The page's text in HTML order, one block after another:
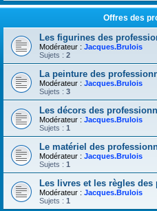
Offres des
Les figurines des
Modérateur : Jacques.Brulois
Sujets : 2
La peinture des
Modérateur : Jacques.Brulois
Sujets : 3
Les décors des
Modérateur : Jacques.Brulois
Sujets : 1
Le matériel des
Modérateur : Jacques.Brulois
Sujets : 1
Les livres et les règles des
Modérateur : Jacques.Brulois
Sujets : 1